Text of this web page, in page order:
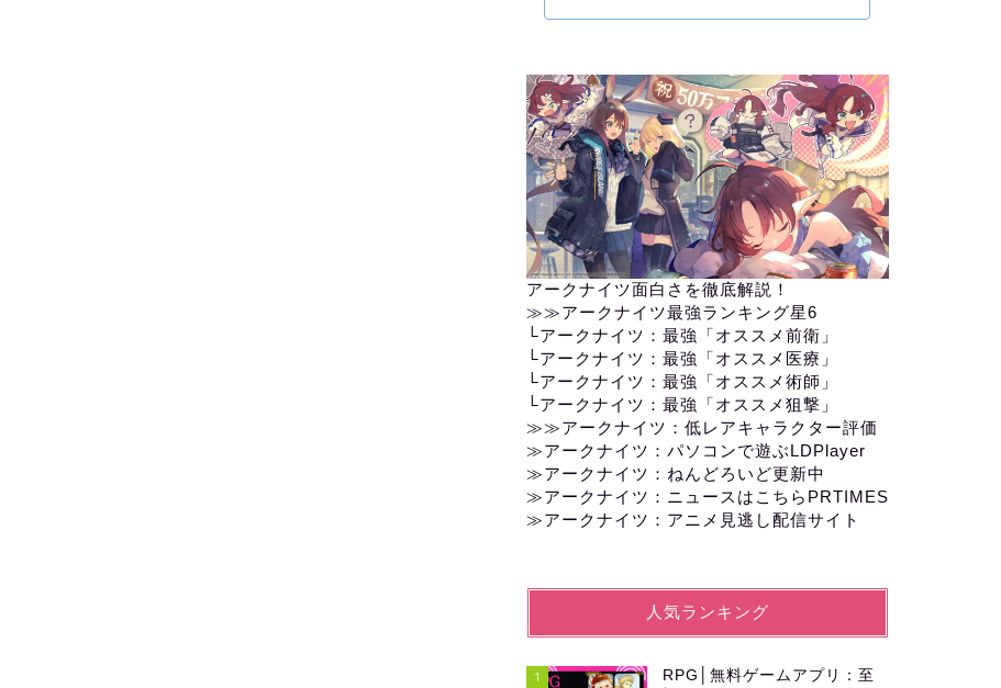
アークナイツ面白さを徹底解説！
≫≫アークナイツ最強ランキング星6
└アークナイツ：最強「オススメ前衛」
└アークナイツ：最強「オススメ医療」
└アークナイツ：最強「オススメ術師」
└アークナイツ：最強「オススメ狙撃」
≫≫アークナイツ：低レアキャラクター評価
≫アークナイツ：パソコンで遊ぶLDPlayer
≫アークナイツ：ねんどろいど更新中
≫アークナイツ：ニュースはこちらPRTIMES
≫アークナイツ：アニメ見逃し配信サイト
人気ランキング
1
RPG│無料ゲームアプリ：至